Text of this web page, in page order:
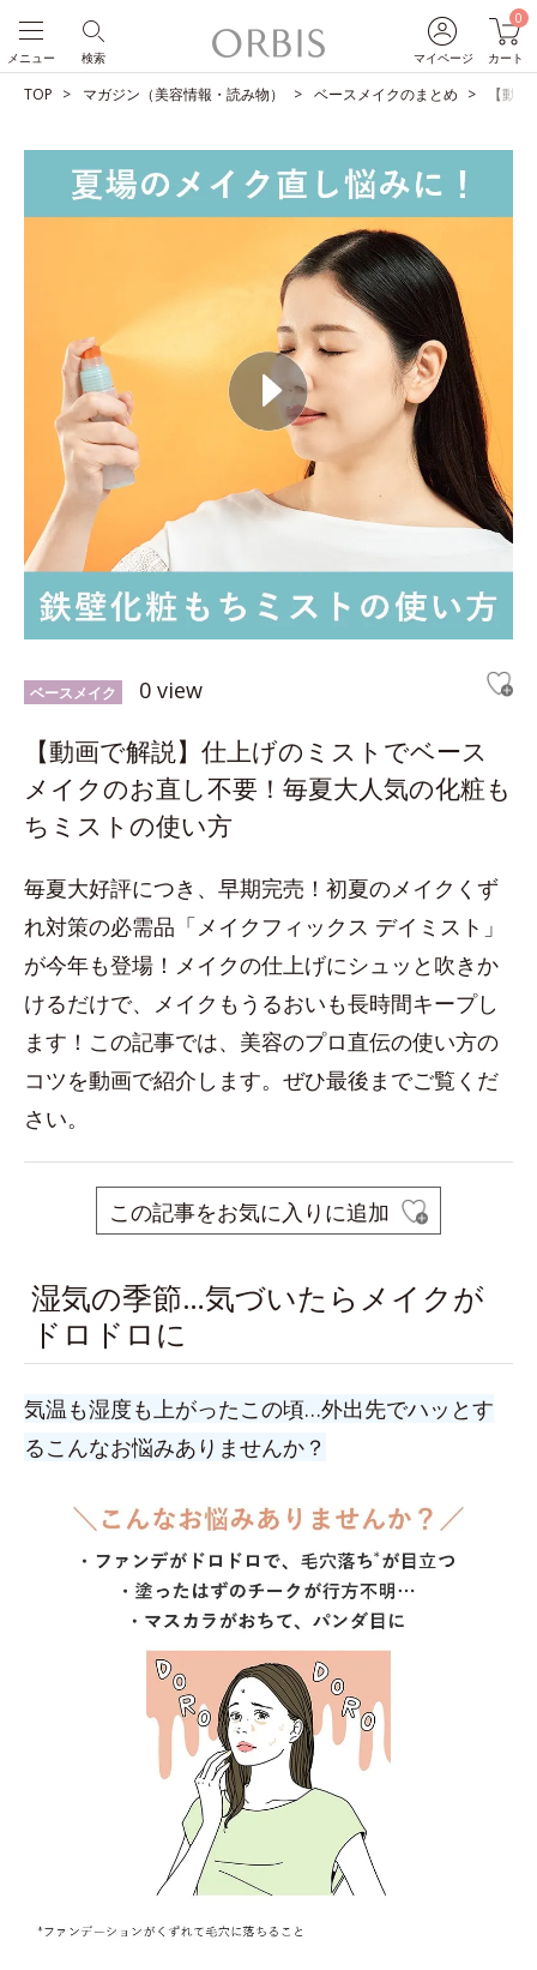
マイページ
0
カート
検索
メニュー
TOP マガジン（美容情報・読み物） ベースメイクのまとめ 【動
ベースメイク 0 view
【動画で解説】仕上げのミストでベース
メイクのお直し不要！毎夏大人気の化粧も
ちミストの使い方
毎夏大好評につき、早期完売！初夏のメイクくず
れ対策の必需品「メイクフィックス デイミスト」
が今年も登場！メイクの仕上げにシュッと吹きか
けるだけで、メイクもうるおいも長時間キープし
ます！この記事では、美容のプロ直伝の使い方の
コツを動画で紹介します。ぜひ最後までご覧くだ
さい。
この記事をお気に入りに追加
湿気の季節…気づいたらメイクが
ドロドロに
気温も湿度も上がったこの頃…外出先でハッとす
るこんなお悩みありませんか？